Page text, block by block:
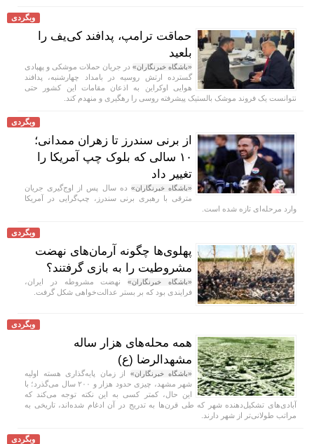
وبگردی
حماقت ترامپ، پدافند کی‌یف را
بلعید
«باشگاه خبرنگاران» در جریان حملات موشکی و پهپادی
گسترده ارتش روسیه در بامداد چهارشنبه، پدافند
هوایی اوکراین به اذعان مقامات این کشور حتی
نتوانست یک فروند موشک بالستیک پیشرفته روسی را رهگیری و منهدم کند.
وبگردی
از برنی سندرز تا زهران ممدانی؛
۱۰ سالی که بلوک چپ آمریکا را
تغییر داد
«باشگاه خبرنگاران» ده سال پس از اوج‌گیری جریان
مترقی با رهبری برنی سندرز، چپ‌گرایی در آمریکا
وارد مرحله‌ای تازه شده است.
وبگردی
پهلوی‌ها چگونه آرمان‌های نهضت
مشروطیت را به بازی گرفتند؟
«باشگاه خبرنگاران»نهضت مشروطه در ایران،
فرایندی بود که بر بستر عدالت‌خواهی شکل گرفت.
وبگردی
همه محله‌های هزار ساله
مشهدالرضا (ع)
«باشگاه خبرنگاران» از زمان پایه‌گذاری هسته اولیه
شهر مشهد، چیزی حدود هزار و ۲۰۰ سال می‌گذرد؛ با
این حال، کمتر کسی به این نکته توجه می‌کند که
آبادی‌های تشکیل‌دهنده شهر که طی قرن‌ها به تدریج در آن ادغام شده‌اند، تاریخی به
مراتب طولانی‌تر از شهر دارند.
وبگردی